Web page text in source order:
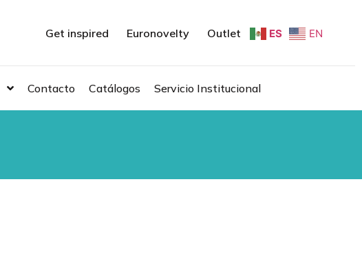
Get inspired Euronovelty Outlet ES EN
Contacto Catálogos Servicio Institucional